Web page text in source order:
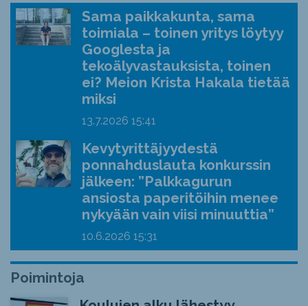
Sama paikkakunta, sama
toimiala – toinen yritys löytyy
Googlesta ja
tekoälyvastauksista, toinen
ei? Meion Krista Hakala tietää
miksi
13.7.2026 15:41
Kevytyrittäjyydestä
ponnahduslauta konkurssin
jälkeen: ”Palkkagurun
ansiosta paperitöihin menee
nykyään vain viisi minuuttia”
10.6.2026 15:31
Poimintoja